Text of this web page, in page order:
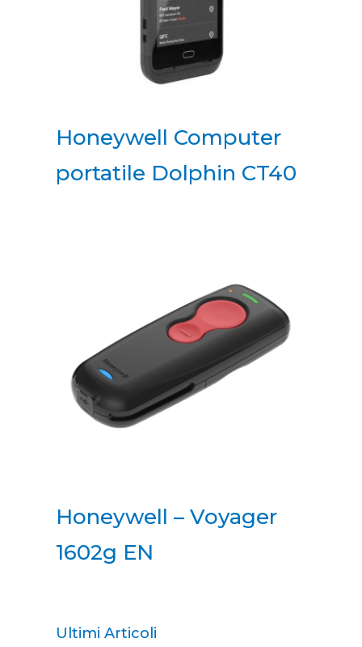
Honeywell Computer
portatile Dolphin CT40
Honeywell – Voyager
1602g EN
Ultimi Articoli